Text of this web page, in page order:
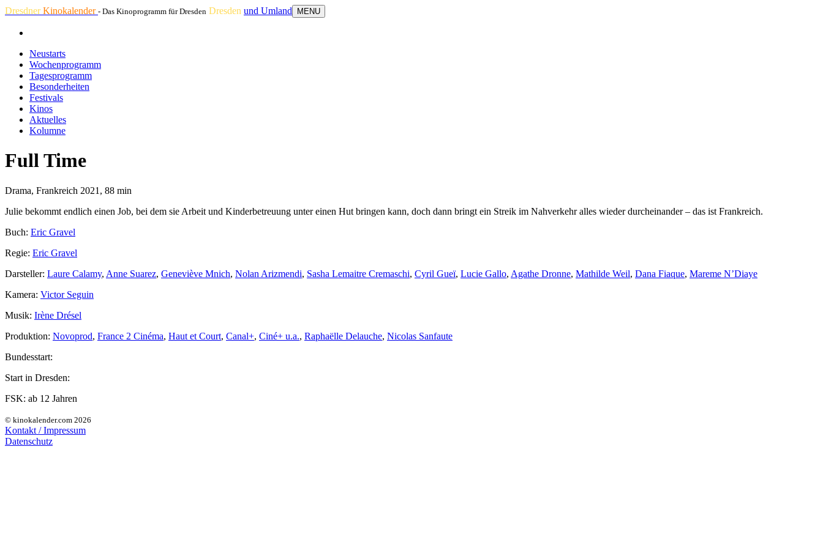
DresdnerKinokalender - Das Kinoprogramm für Dresden Dresden und Umland MENU
Neustarts
Wochenprogramm
Tagesprogramm
Besonderheiten
Festivals
Kinos
Aktuelles
Kolumne
Full Time
Drama, Frankreich 2021, 88 min
Julie bekommt endlich einen Job, bei dem sie Arbeit und Kinderbetreuung unter einen Hut bringen kann, doch dann bringt ein Streik im Nahverkehr alles wieder durcheinander – das ist Frankreich.
Buch: Eric Gravel
Regie: Eric Gravel
Darsteller: Laure Calamy, Anne Suarez, Geneviève Mnich, Nolan Arizmendi, Sasha Lemaitre Cremaschi, Cyril Gueï, Lucie Gallo, Agathe Dronne, Mathilde Weil, Dana Fiaque, Mareme N’Diaye
Kamera: Victor Seguin
Musik: Irène Drésel
Produktion: Novoprod, France 2 Cinéma, Haut et Court, Canal+, Ciné+ u.a., Raphaëlle Delauche, Nicolas Sanfaute
Bundesstart:
Start in Dresden:
FSK: ab 12 Jahren
© kinokalender.com 2026
Kontakt / Impressum
Datenschutz